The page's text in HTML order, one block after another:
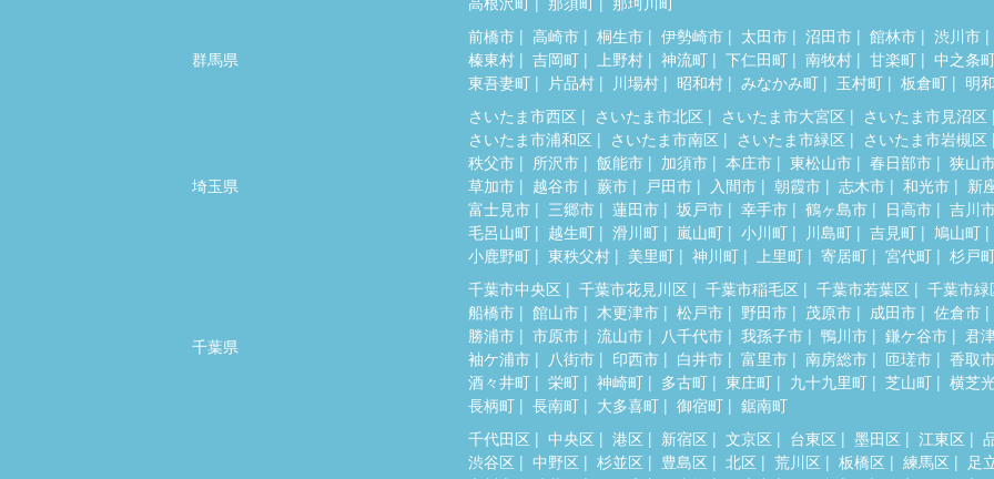
群馬県
前橋市 高崎市 桐生市 伊勢崎市 太田市 沼田市 館林市
渋川市
榛東村
吉岡町 上野村 神流町 下仁田町 南牧村 甘楽町
中之条
東吾妻町
片品村 川場村 昭和村 みなかみ町 玉村町 板倉町 明
埼玉県
さいたま市西区 さいたま市北区 さいたま市大宮区
さいたま市見沼区
さいたま市浦和区
さいたま市南区 さいたま市緑区
さいたま市岩槻区
秩父市
所沢市 飯能市 加須市 本庄市 東松山市 春日部市
狭山
草加市
越谷市 蕨市 戸田市 入間市 朝霞市 志木市 和光市
新
富士見市
三郷市 蓮田市 坂戸市 幸手市 鶴ヶ島市 日高市
吉川
毛呂山町
越生町 滑川町 嵐山町 小川町 川島町 吉見町
鳩山町
小鹿野町
東秩父村 美里町 神川町 上里町 寄居町 宮代町 杉戸
千葉県
千葉市中央区 千葉市花見川区 千葉市稲毛区 千葉市若葉区
千葉市緑
船橋市
館山市 木更津市 松戸市 野田市 茂原市 成田市
佐倉市
勝浦市
市原市 流山市 八千代市 我孫子市 鴨川市 鎌ケ谷市
君
袖ケ浦市
八街市 印西市 白井市 富里市 南房総市 匝瑳市
香取
酒々井町
栄町 神崎町 多古町 東庄町 九十九里町 芝山町
横芝
長柄町
長南町 大多喜町 御宿町
鋸南町
千代田区
中央区 港区 新宿区 文京区 台東区 墨田区 江東区
渋谷区
中野区 杉並区 豊島区 北区 荒川区 板橋区 練馬区
足